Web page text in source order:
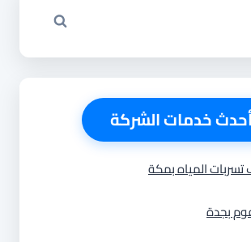
خدمات الشركة
المياه بمكة
بجدة